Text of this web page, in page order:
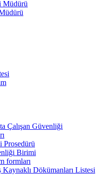
Müdürü
Çalışan Güvenliği
Prosedürü
Birimi
formları
Kaynaklı Dökümanları Listesi